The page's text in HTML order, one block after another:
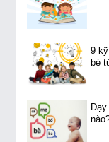
9
bé